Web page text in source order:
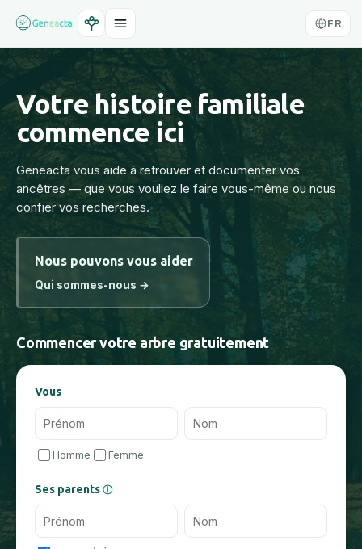
FR
Votre histoire familiale
commence ici
Geneacta vous aide à retrouver et documenter vos
ancêtres — que vous vouliez le faire vous-même ou nous
confier vos recherches.
Nous pouvons vous aider
Qui sommes-nous →
Commencer votre arbre gratuitement
Vous
Homme Femme
Ses parents ⓘ